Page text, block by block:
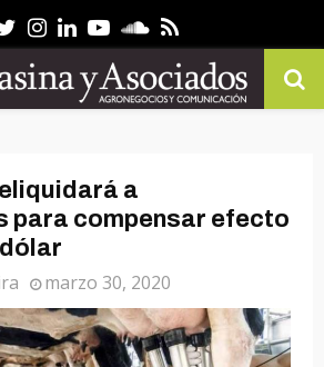
Twitter
Instagram
Linkedin
YoutubeSoundcloud
Rss
a
para compensar efecto
marzo 30, 2020